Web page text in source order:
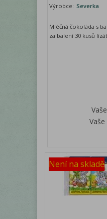
Výrobce: Severka
Mléčná čokoláda s
za balení 30 kusů
Není na skladě